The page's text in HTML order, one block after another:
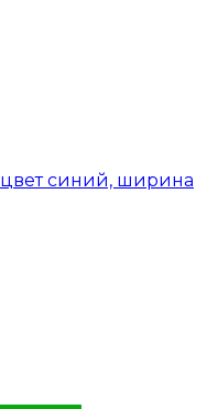
цвет синий, ширина